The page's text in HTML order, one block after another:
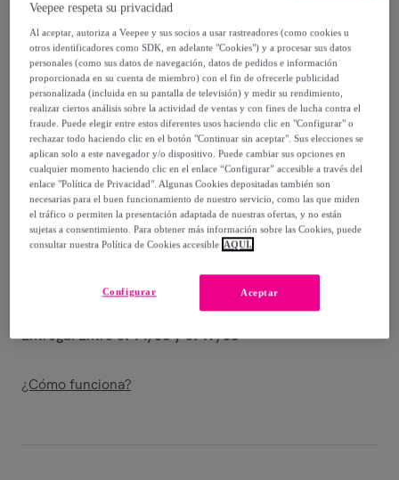
8, €
32,99 €
-72%
Vendido porPostquam Cosmetic
Entrega
Entrega desde3,99 €
Gratis desde 39,99 € de compra
Entrega: Entre el14/08y el17/08
¿Cómo funciona?
Veepee respeta su privacidad
Al aceptar, autoriza a Veepee y sus socios a usar rastreadores (como cookies u
otros identificadores como SDK, en adelante "Cookies") y a procesar sus datos
personales (como sus datos de navegación, datos de pedidos e información
proporcionada en su cuenta de miembro) con el fin de ofrecerle publicidad
personalizada (incluida en su pantalla de televisión) y medir su rendimiento,
realizar ciertos análisis sobre la actividad de ventas y con fines de lucha contra el
fraude. Puede elegir entre estos diferentes usos haciendo clic en "Configurar" o
rechazar todo haciendo clic en el botón "Continuar sin aceptar". Sus elecciones se
aplican solo a este navegador y/o dispositivo. Puede cambiar sus opciones en
cualquier momento haciendo clic en el enlace “Configurar” accesible a través del
enlace "Política de Privacidad". Algunas Cookies depositadas también son
necesarias para el buen funcionamiento de nuestro servicio, como las que miden
el tráfico o permiten la presentación adaptada de nuestras ofertas, y no están
sujetas a consentimiento. Para obtener más información sobre las Cookies, puede
consultar nuestra Política de Cookies accesible AQUÍ.
Aceptar
Configurar